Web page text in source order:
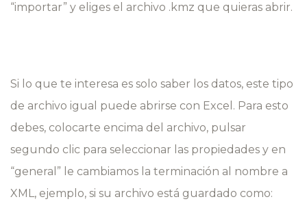
“importar” y eliges el archivo .kmz que quieras abrir.
Si lo que te interesa es solo saber los datos, este tipo
de archivo igual puede abrirse con Excel. Para esto
debes, colocarte encima del archivo, pulsar
segundo clic para seleccionar las propiedades y en
“general” le cambiamos la terminación al nombre a
XML, ejemplo, si su archivo está guardado como: